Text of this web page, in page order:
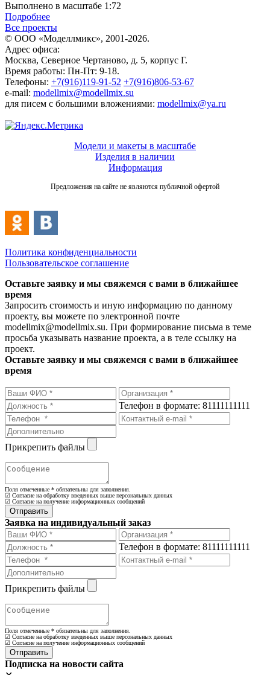
Выполнено в масштабе 1:72
Подробнее
Все проекты
© ООО «Моделлмикс», 2001-2026.
Адрес офиса:
Москва, Северное Чертаново, д. 5, корпус Г.
Время работы: Пн-Пт: 9-18.
Телефоны: +7(916)119-91-52 +7(916)806-53-67
e-mail: modellmix@modellmix.su
для писем с большими вложениями: modellmix@ya.ru
Модели и макеты в масштабе
Изделия в наличии
Информация
Предложения на сайте не являются публичной офертой
Политика конфиденциальности
Пользовательское соглашение
Оставьте заявку и мы свяжемся с вами в ближайшее
время
Запросить стоимость и иную информацию по данному
проекту, вы можете по электронной почте
modellmix@modellmix.su. При формирование письма в теме
просьба указывать название проекта, а в теле ссылку на
проект.
Оставьте заявку и мы свяжемся с вами в ближайшее
время
Телефон в формате: 81111111111
Прикрепить файлы
Поля отмеченные * обязательны для заполнения.
☑ Согласие на обработку введенных выше персональных данных
☑ Согласие на получение информационных сообщений
Заявка на индивидуальный заказ
Телефон в формате: 81111111111
Прикрепить файлы
Поля отмеченные * обязательны для заполнения.
☑ Согласие на обработку введенных выше персональных данных
☑ Согласие на получение информационных сообщений
Подписка на новости сайта